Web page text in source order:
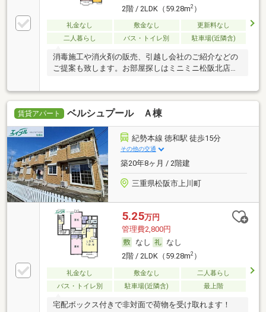
2階 / 2LDK（59.28m2）
礼金なし 敷金なし
更新料なし
二人暮らし
バス・トイレ別 駐車場(近隣含)
消毒施工や消火剤の販売、引越し会社のご紹介などの
ご提案も致します。お部屋探しはミニミニ松阪北店
賃貸アパート ベルシュプール Ａ棟
紀勢本線 徳和駅 徒歩15分
その他の交通
築20年8ヶ月 / 2階建
三重県松阪市上川町
5.25万円
管理費2,800円
なし
なし
2階 / 2LDK（59.28m2）
礼金なし 敷金なし
二人暮らし
バス・トイレ別
駐車場(近隣含) 最上階
宅配ボックス付きで非対面で荷物を受け取れます！